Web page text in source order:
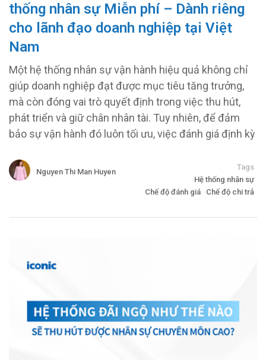
thống nhân sự Miễn phí – Dành riêng
cho lãnh đạo doanh nghiệp tại Việt
Nam
Một hệ thống nhân sự vận hành hiệu quả không chỉ
giúp doanh nghiệp đạt được mục tiêu tăng trưởng,
mà còn đóng vai trò quyết định trong việc thu hút,
phát triển và giữ chân nhân tài. Tuy nhiên, để đảm
bảo sự vận hành đó luôn tối ưu, việc đánh giá định kỳ
Nguyen Thi Man Huyen
Tags
Hệ thống nhân sự
Chế độ đánh giá
Chế độ chi trả